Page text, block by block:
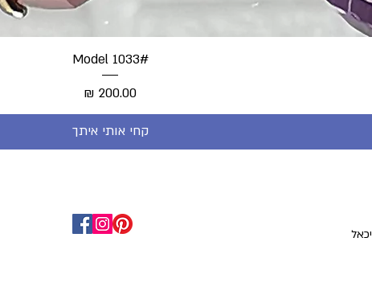
#Model 1033
מחיר
קחי אותי איתך